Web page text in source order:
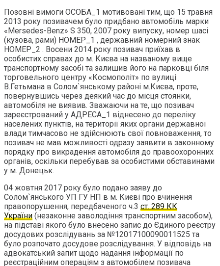
Позовні вимоги ОСОБА_1 мотивовані тим, що 15 травня
2013 року позивачем було придбано автомобіль марки
«Mersedes-Benz» S 350, 2007 року випуску, номер шасі
(кузова, рами) НОМЕР_1 , державний номерний знак
НОМЕР_2 . Восени 2014 року позивач приїхав в
особистих справах до м. Києва на названому вище
транспортному засобі та залишив його на парковці біля
торговельного центру «Космополіт» по вулиці
В.Гетьмана в Солом`янському районі м.Києва, проте,
повернувшись через деякий час до місця стоянки,
автомобіля не виявив. Зважаючи на те, що позивач
зареєстрований у АДРЕСА_1 віднесено до переліку
населених пунктів, на території яких органи державної
влади тимчасово не здійснюють свої повноваження, то
позивач не мав можливості одразу заявити в законному
порядку про викрадення автомобіля до правоохоронних
органів, оскільки перебував за особистими обставинами
у м. Донецьк.
04 жовтня 2017 року було подано заяву до
Солом`янського УП ГУ НП в м. Києві про вчинення
правопорушення, передбаченого ч.3 ст. 289 КК
України (незаконне заволодіння транспортним засобом),
на підставі якого було внесено запис до Єдиного реєстру
досудових розслідувань за №12017100090011525 та
було розпочато досудове розслідування. У відповідь на
адвокатський запит щодо надання інформації по
реєстраційним операціям з автомобілем позивача